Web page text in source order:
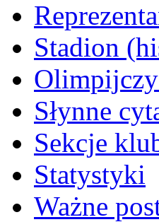
Stadion
Słynne
Sekcje
Statystyki
Ważne